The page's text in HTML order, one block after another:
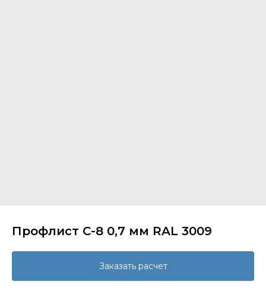
Профлист С-8 0,7 мм RAL 3009
Заказать расчет